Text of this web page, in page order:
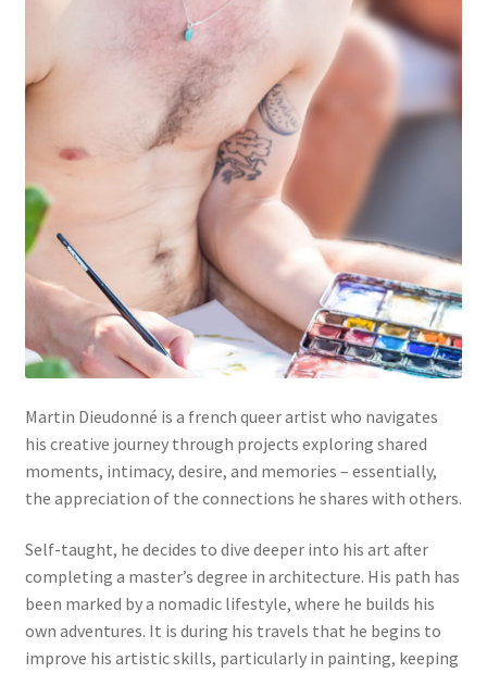
Warenkorb
Widerrufsbelehrung
Martin Dieudonné is a french queer artist who navigates
his creative journey through projects exploring shared
moments, intimacy, desire, and memories – essentially,
the appreciation of the connections he shares with others.
Self-taught, he decides to dive deeper into his art after
completing a master’s degree in architecture. His path has
been marked by a nomadic lifestyle, where he builds his
own adventures. It is during his travels that he begins to
improve his artistic skills, particularly in painting, keeping